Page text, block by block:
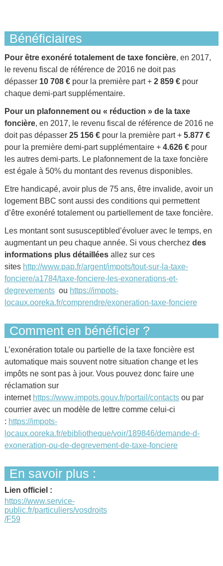
Bénéficiaires
Pour être exonéré totalement de taxe foncière, en 2017,
le revenu fiscal de référence de 2016 ne doit pas
dépasser 10 708 €pour la première part + 2 859 €pour
chaque demi-part supplémentaire.
Pour un plafonnement ou « réduction » de la taxe
foncière, en 2017, le revenu fiscal de référence de 2016 ne
doit pas dépasser 25 156 €pour la première part + 5.877 €
pour la première demi-part supplémentaire + 4.626 €pour
les autres demi-parts. Le plafonnement de la taxe foncière
est égale à 50% du montant des revenus disponibles.
Etre handicapé, avoir plus de 75 ans, être invalide, avoir un
logement BBC sont aussi des conditions qui permettent
d’être exonéré totalement ou partiellement de taxe foncière.
Les montant sont sususceptibled’évoluer avec le temps, en
augmentant un peu chaque année. Si vous cherchez des
informations plus détailléesallez sur ces
sites http://www.pap.fr/argent/impots/tout-sur-la-taxe-
fonciere/a1784/taxe-fonciere-les-exonerations-et-
degrevementsou https://impots-
locaux.ooreka.fr/comprendre/exoneration-taxe-fonciere
Comment en bénéficier ?
L’exonération totale ou partielle de la taxe foncière est
automatique mais souvent notre situation change et les
impôts ne sont pas à jour. Vous pouvez donc faire une
réclamation sur
internet https://www.impots.gouv.fr/portail/contactsou par
courrier avec un modèle de lettre comme celui-ci
: https://impots-
locaux.ooreka.fr/ebibliotheque/voir/189846/demande-d-
exoneration-ou-de-degrevement-de-taxe-fonciere
En savoir plus :
Lien officiel :
https://www.service-
public.fr/particuliers/vosdroits
/F59